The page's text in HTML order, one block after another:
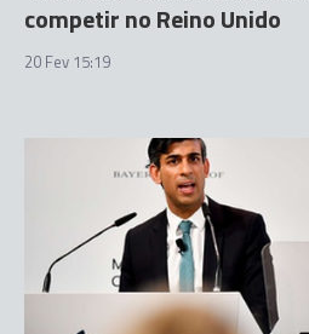
competir no Reino Unido
20 Fev 15:19